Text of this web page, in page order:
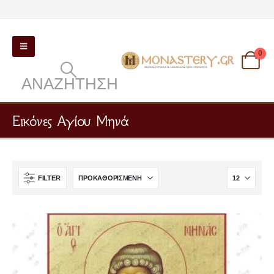
ΑΝΑΖΉΤΗΣΗ
0
Εικόνες Αγίου Μηνά
FILTER